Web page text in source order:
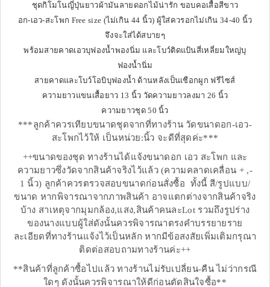
ชุดกิโมโนญี่ปุ่นยาวผ้ามันลายดอกไม้น่ารัก ขอบคอเสื้อสีขาว
อก-เอว-สะโพก Free size (ไม่เกิน 44 นิ้ว) ผู้ใส่ควรอกไม่เกิน 34-40 นิ้ว
จึงจะใส่ได้สบายๆ
พร้อมสายคาดเอวบุฟองน้ำพองนิ่ม และโบว์ติดแป้นสี่เหลี่ยมใหญ่บุ
ฟองน้ำนิ่ม
สายคาดและโบว์โอบิบุฟองน้ำ ด้านหลังเป็นเชือกผูก ฟรีไซส์
ความยาวแขนเสื้อยาว 13 นิ้ว วัดความยาวลงมา 26 นิ้ว
ความยาวชุด 50 นิ้ว
***ลูกค้าควรเทียบขนาดชุดจากที่ทางร้าน วัดขนาดอก-เอว-
สะโพกไว้ให้ เป็นหน่วย:นิ้ว จะดีที่สุดค่ะ***
++ขนาดของชุด ทางร้านได้แจ้งขนาดอก เอว สะโพก และ
ความยาวซึ่งวัดจากสินค้าจริงไว้แล้ว (ความคลาดเคลื่อน + ,-
1 นิ้ว) ลูกค้าควรตรวจสอบขนาดก่อนสั่งซื้อ ทั้งนี้ สี/รูปแบบ/
ขนาด หากพิจารณาจากภาพสินค้า อาจแตกต่างจากสินค้าจริง
บ้าง สาเหตุจากมุมกล้อง,แสง,สินค้าคนละLot รวมถึงรูปร่าง
ของนางแบบผู้ใส่ดังนั้นควรพิจารณาตรงคำบรรยายราย
ละเอียดที่ทางร้านแจ้งไว้เป็นหลัก หากมีข้อสงสัยเพิ่มเติมกรุณา
ติดต่อสอบถามทางร้านค่ะ++
**สินค้าที่ลูกค้าซื้อไปแล้ว ทางร้านไม่รับเปลี่ยน-คืน ไม่ว่ากรณี
ใดๆ ดังนั้นควรพิจารณาให้ดีก่อนตัดสินใจซื้อ**